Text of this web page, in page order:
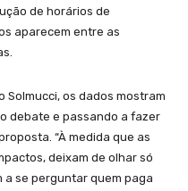
de horários de
aparecem entre as
Solmucci, os dados mostram
debate e passando a fazer
“À medida que as
deixam de olhar só
a se perguntar quem paga